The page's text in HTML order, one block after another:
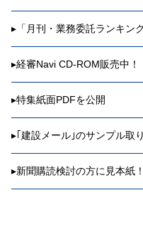
▸ 「月刊・業務委託ランキン
▸経審Navi CD-ROM販売中！
▸特集紙面PDFを公開
▸ ｢建設メール｣のサンプル取
▸新聞購読検討の方に見本紙！